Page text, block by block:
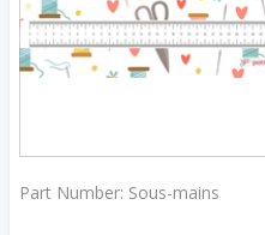
Part Number: Sous-mains